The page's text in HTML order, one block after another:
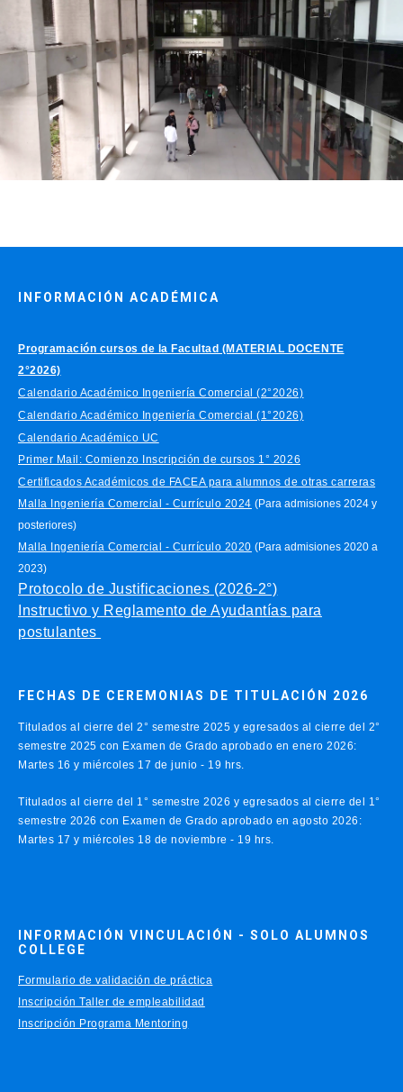
INFORMACIÓN ACADÉMICA
Programación cursos de la Facultad (MATERIAL DOCENTE
2°2026)
Calendario Académico Ingeniería Comercial (2°2026)
Calendario Académico Ingeniería Comercial (1°2026)
Calendario Académico UC
Primer Mail: Comienzo Inscripción de cursos 1° 2026
Certificados Académicos de FACEA para alumnos de otras carreras
Malla Ingeniería Comercial - Currículo 2024 (Para admisiones 2024 y
posteriores)
Malla Ingeniería Comercial - Currículo 2020 (Para admisiones 2020 a
2023)
Protocolo de Justificaciones (2026-2°)
Instructivo y Reglamento de Ayudantías para
postulantes
FECHAS DE CEREMONIAS DE TITULACIÓN 2026
Titulados al cierre del 2° semestre 2025 y egresados al cierre del 2°
semestre 2025 con Examen de Grado aprobado en enero 2026:
Martes 16 y miércoles 17 de junio - 19 hrs.
Titulados al cierre del 1° semestre 2026 y egresados al cierre del 1°
semestre 2026 con Examen de Grado aprobado en agosto 2026:
Martes 17 y miércoles 18 de noviembre - 19 hrs.
INFORMACIÓN VINCULACIÓN - SOLO ALUMNOS
COLLEGE
Formulario de validación de práctica
Inscripción Taller de empleabilidad
Inscripción Programa Mentoring